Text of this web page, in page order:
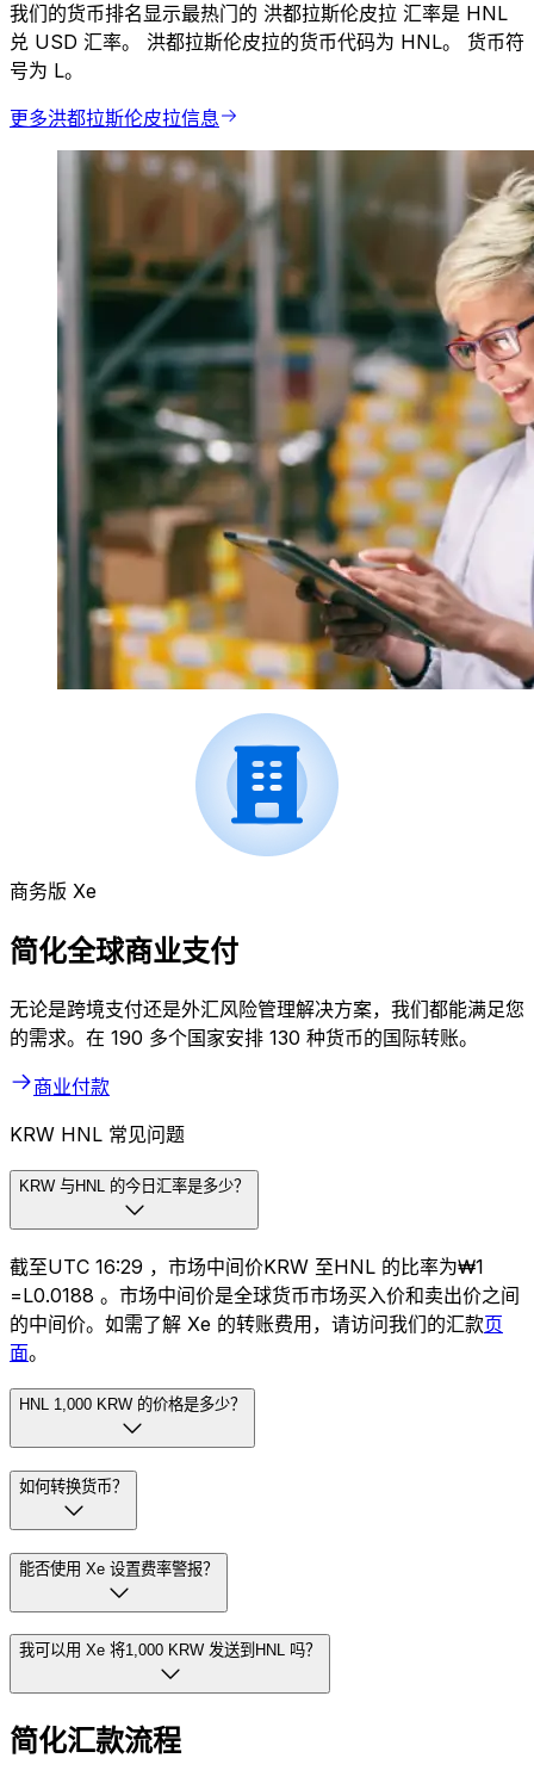
我们的货币排名显示最热门的 洪都拉斯伦皮拉 汇率是 HNL
兑 USD 汇率。 洪都拉斯伦皮拉的货币代码为 HNL。 货币符
号为 L。
更多洪都拉斯伦皮拉信息
商务版 Xe
简化全球商业支付
无论是跨境支付还是外汇风险管理解决方案，我们都能满足您
的需求。在 190 多个国家安排 130 种货币的国际转账。
商业付款
KRW HNL 常见问题
KRW 与HNL 的今日汇率是多少？
截至UTC 16:29 ，市场中间价KRW 至HNL 的比率为₩1
=L0.0188 。市场中间价是全球货币市场买入价和卖出价之间
的中间价。如需了解 Xe 的转账费用，请访问我们的汇款页
面。
HNL 1,000 KRW 的价格是多少？
如何转换货币？
能否使用 Xe 设置费率警报？
我可以用 Xe 将1,000 KRW 发送到HNL 吗？
简化汇款流程